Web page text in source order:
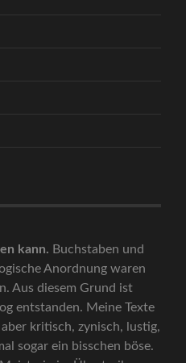
kann. Buchstaben und
Anordnung waren
Aus diesem Grund ist
entstanden. Meine Texte
kritisch, zynisch, lustig,
sogar ein bisschen böse.